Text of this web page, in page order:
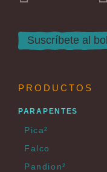
PRODUCTOS
PARAPENTES
Pica²
Falco
Pandion²